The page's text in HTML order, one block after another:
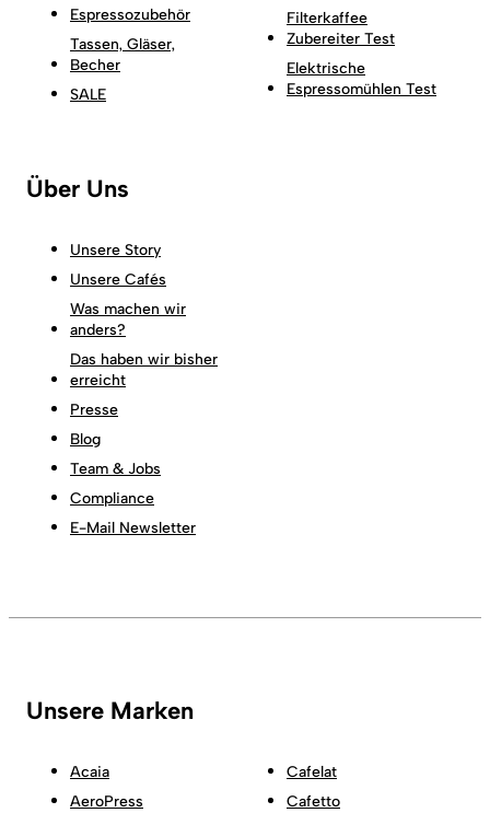
Espressozubehör
Tassen, Gläser,
Becher
SALE
Filterkaffee
Zubereiter Test
Elektrische
Espressomühlen Test
Über Uns
Unsere Story
Unsere Cafés
Was machen wir
anders?
Das haben wir bisher
erreicht
Presse
Blog
Team & Jobs
Compliance
E-Mail Newsletter
Unsere Marken
Acaia
AeroPress
Cafelat
Cafetto